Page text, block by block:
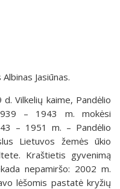
Jasiūnas.
Vilkelių kaime, Pandėlio
– 1943 m. mokėsi
– 1951 m. – Pandėlio
Lietuvos žemės ūkio
Kraštietis gyvenimą
nepamiršo: 2002 m.
lėšomis pastatė kryžių